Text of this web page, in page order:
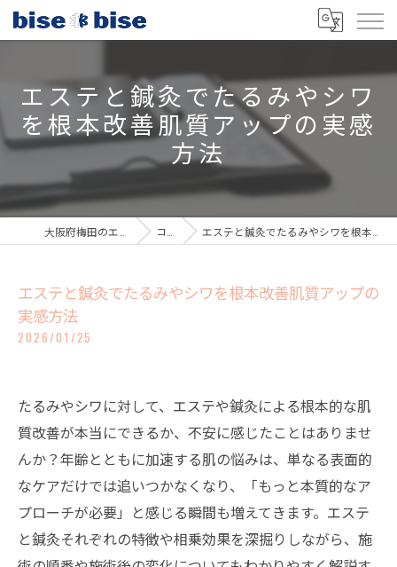
エステと鍼灸でたるみやシワ
を根本改善肌質アップの実感
方法
大阪府梅田のエステならbisebise コラム エステと鍼灸でたるみやシワを根本改善肌質アップの実感方法
エステと鍼灸でたるみやシワを根本改善肌質アップの
実感方法
2026/01/25
たるみやシワに対して、エステや鍼灸による根本的な肌
質改善が本当にできるか、不安に感じたことはありませ
んか？年齢とともに加速する肌の悩みは、単なる表面的
なケアだけでは追いつかなくなり、「もっと本質的なア
プローチが必要」と感じる瞬間も増えてきます。エステ
と鍼灸それぞれの特徴や相乗効果を深掘りしながら、施